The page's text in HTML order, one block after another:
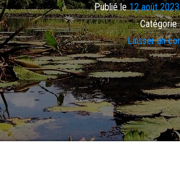
Publié le12 août 2023
Catégorie
Laisser un